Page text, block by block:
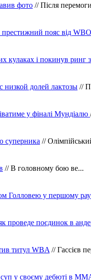
фото // Після
престижний пояс від WBO
кулаках і покинув
низкой долей лактозы //
у фіналі Мундіалю
суперника //
// В головному бою ве...
Голловею у першому
проведе поєдинок в
титул WBA // Гассієв
у своєму дебюті в